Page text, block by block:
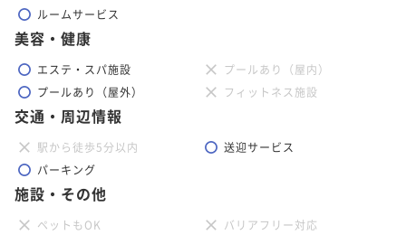
二食付き 現地決済可
¥114,400~
¥ 108,680 ~
【秋の味覚】松茸と丹波牛で秋の滋味を堪能 厳選食
材を使った季節の特選料理＜9月1日～11月下旬＞
二食付き 現地決済可
ポイント即利用で 最大5％OFF
ルームサービス
美容・健康
エステ・スパ施設
プールあり（屋内）
プールあり（屋外）
フィットネス施設
交通・周辺情報
駅から徒歩5分以内
送迎サービス
パーキング
施設・その他
ペットもOK
バリアフリー対応